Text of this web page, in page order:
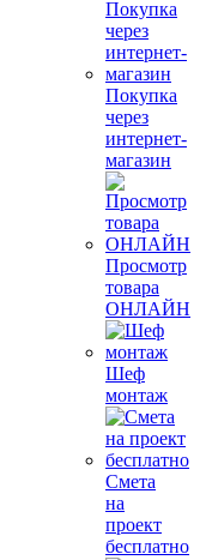
Покупка
через
интернет-
магазин
Просмотр
товара
ОНЛАЙН
Шеф
монтаж
Смета
на
проект
бесплатно